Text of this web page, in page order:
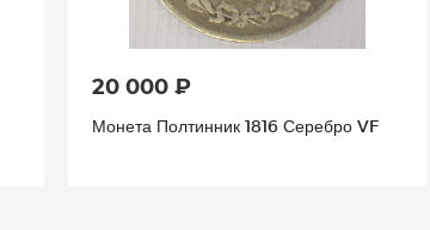
20 000 ₽
Монета Полтинник 1816 Серебро VF